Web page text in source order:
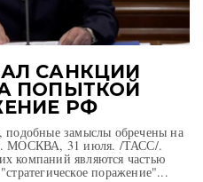
САНКЦИИ
ПОПЫТКОЙ
РФ
замыслы обречены на
МОСКВА, 31 июля. /ТАСС/.
компаний являются частью
поражение"...